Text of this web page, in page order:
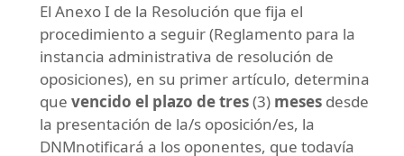
El Anexo I de la Resolución que fija el
procedimiento a seguir (Reglamento para la
instancia administrativa de resolución de
oposiciones), en su primer artículo, determina
que vencido el plazo de tres(3) meses desde
la presentación de la/s oposición/es, la
DNMnotificará a los oponentes, que todavía